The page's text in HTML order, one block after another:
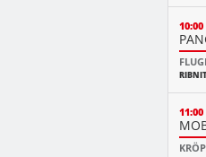
10:00
11:00